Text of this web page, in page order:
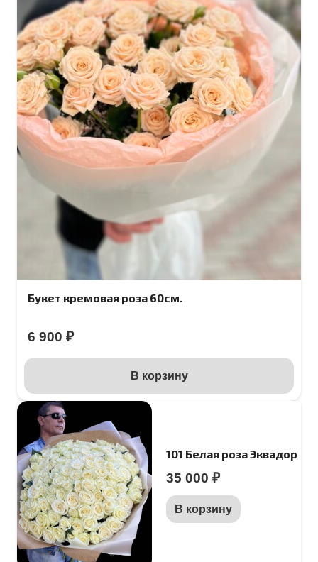
Букет кремовая роза 60см.
6 900 ₽
В корзину
101 Белая роза Эквадор
35 000 ₽
В корзину